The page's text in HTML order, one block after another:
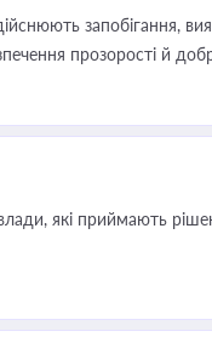
запобігання,
прозорості й
які приймають